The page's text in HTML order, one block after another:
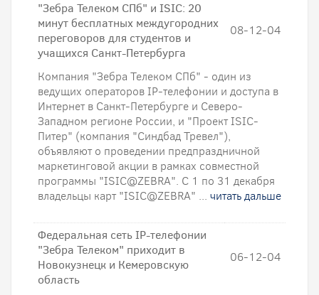
"Зебра Телеком СПб" и ISIC: 20
минут бесплатных междугородних
переговоров для студентов и
учащихся Санкт-Петербурга
08-12-04
Компания "Зебра Телеком СПб" - один из
ведущих операторов IP-телефонии и доступа в
Интернет в Санкт-Петербурге и Северо-
Западном регионе России, и "Проект ISIC-
Питер" (компания "Синдбад Тревел"),
объявляют о проведении предпраздничной
маркетинговой акции в рамках совместной
программы "ISIC@ZEBRA". С 1 по 31 декабря
владельцы карт "ISIC@ZEBRA" ... читать дальше
Федеральная сеть IP-телефонии
"Зебра Телеком" приходит в
Новокузнецк и Кемеровскую
область
06-12-04